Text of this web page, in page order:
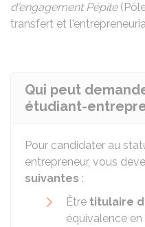
d'engagement Pépite
transfert et
Qui peut
étudiant-
Pour candidater au
entrepreneur, vous
suivantes :
Être titulaire
équivalence en